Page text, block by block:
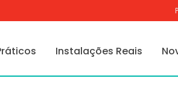
Instalações Reais